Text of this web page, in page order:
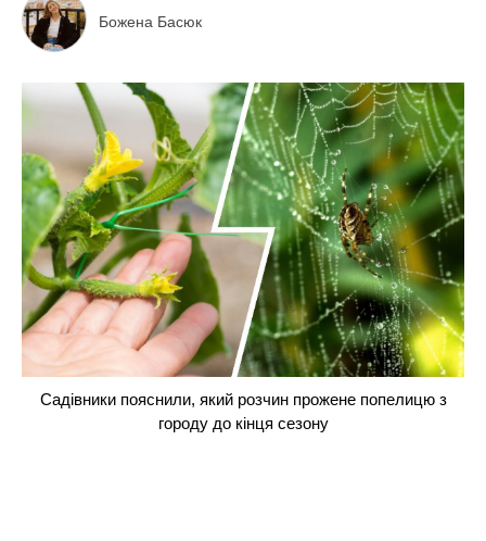
Божена Басюк
Садівники пояснили, який розчин прожене попелицю з
городу до кінця сезону